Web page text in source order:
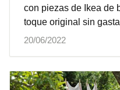
con piezas de Ikea de
toque original sin
20/06/2022